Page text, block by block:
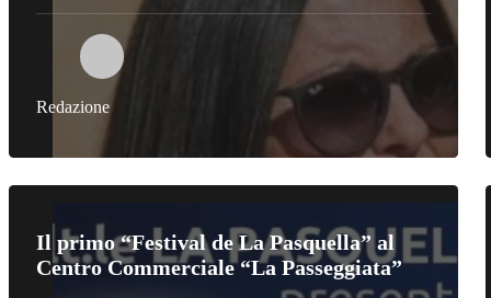
Redazione
Il primo “Festival de La Pasquella” al
Centro Commerciale “La Passeggiata”